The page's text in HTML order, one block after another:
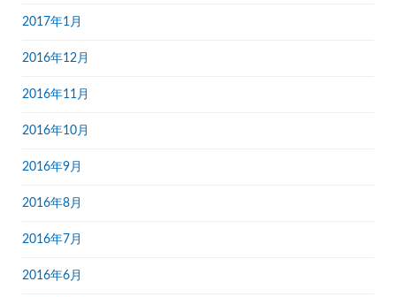
2017年1月
2016年12月
2016年11月
2016年10月
2016年9月
2016年8月
2016年7月
2016年6月